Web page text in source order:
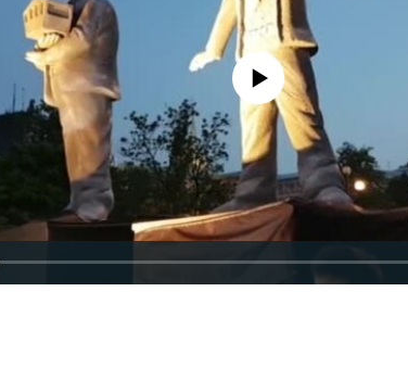
No media source currently available